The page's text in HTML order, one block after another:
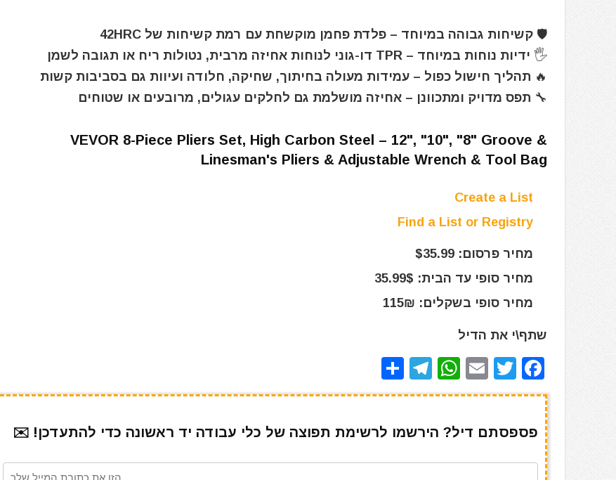
🛡️ קשיחות גבוהה במיוחד – פלדת פחמן מוקשחת עם רמת קשיחות של 42HRC
🖐️ ידיות נוחות במיוחד – TPR דו-גוני לנוחות אחיזה מרבית, נטולות ריח או תגובה לשמן
🔥 תהליך חישול כפול – עמידות מעולה בחיתוך, שחיקה, חלודה ועיוות גם בסביבות קשות
🔧 תפס מדויק ומתכוונן – אחיזה מושלמת גם לחלקים עגולים, מרובעים או שטוחים
VEVOR 8-Piece Pliers Set, High Carbon Steel – 12", "10", "8" Groove &
Linesman's Pliers & Adjustable Wrench & Tool Bag
Create a List
Find a List or Registry
מחיר פרסום: $35.99
מחיר סופי עד הבית: 35.99$
מחיר סופי בשקלים: 115₪
שתף\י את הדיל
F
a
e
b
T
w
te
r
E
m
l
W
h
s
A
T
el
gr
a
h
e
פספסתם דיל? הירשמו לרשימת תפוצה של כלי עבודה יד ראשונה כדי להתעדכן! ✉️